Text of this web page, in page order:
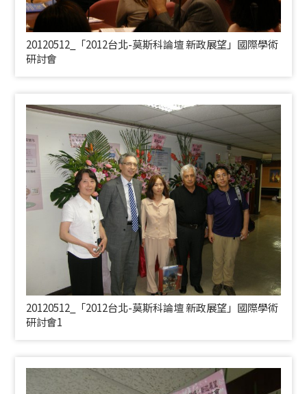
20120512_「2012台北-莫斯科論壇 新政展望」國際學術
研討會
20120512_「2012台北-莫斯科論壇 新政展望」國際學術
研討會1